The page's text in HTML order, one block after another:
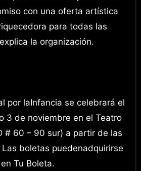
con una oferta artística
para todas las
la organización.
por laInfancia se celebrará el
3 de noviembre en el Teatro
# 60 – 90 sur) a partir de las
boletas puedenadquirirse
en Tu Boleta.